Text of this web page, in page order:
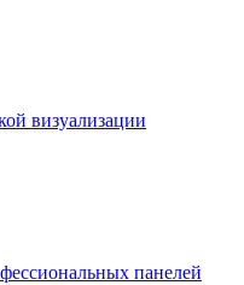
визуализации
панелей